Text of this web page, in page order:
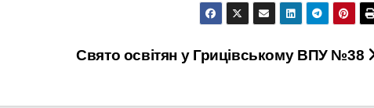
Свято освітян у Грицівському ВПУ №38